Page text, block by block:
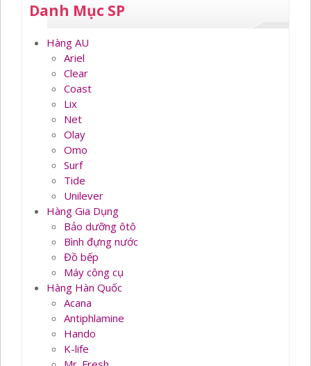
Danh Mục SP
Hàng AU
Ariel
Clear
Coast
Lix
Net
Olay
Omo
Surf
Tide
Unilever
Hàng Gia Dụng
Bảo dưỡng ôtô
Bình đựng nước
Đồ bếp
Máy công cụ
Hàng Hàn Quốc
Acana
Antiphlamine
Hando
K-life